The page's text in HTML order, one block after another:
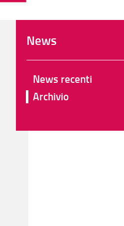
News
News recenti
Archivio